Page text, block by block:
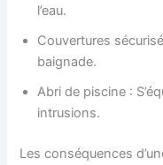
l’eau.
Couvertures
baignade.
Abri de piscine :
intrusions.
Les conséquences